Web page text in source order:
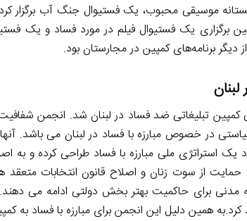
موسیقی محبوب، یک فستیوال جنگ آب برگزار
برگزاری یک فستیوال فیلم در مورد فساد و یک
دیگر برنامه‌های کمپین در مجارستان بود.
در خصوص مبارزه با فساد در لبنان می باشد.
استراتژی ملی مبارزه با فساد طراحی کرده و به
حمایت از سوت زنان و اصلاح قانون انتخابات
مدنی برای حاکمیت بهتر بخش دولتی ادامه می
همین دلیل این انجمن برای مبارزه با فساد